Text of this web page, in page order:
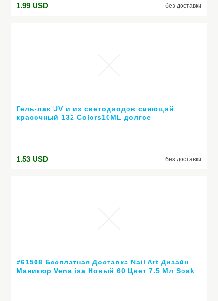
1.99 USD без доставки
Гель-лак UV и из светодиодов сияющий
красочный 132 Colors10ML долгое
1.53 USD без доставки
#61508 Бесплатная Доставка Nail Art Дизайн
Маникюр Venalisa Новый 60 Цвет 7.5 Мл Soak